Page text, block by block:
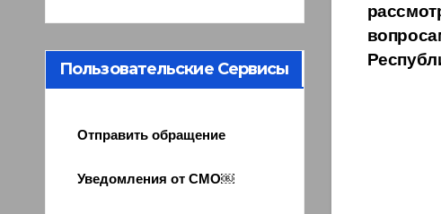
Пользовательские Сервисы
Отправить обращение
Уведомления от СМО￼